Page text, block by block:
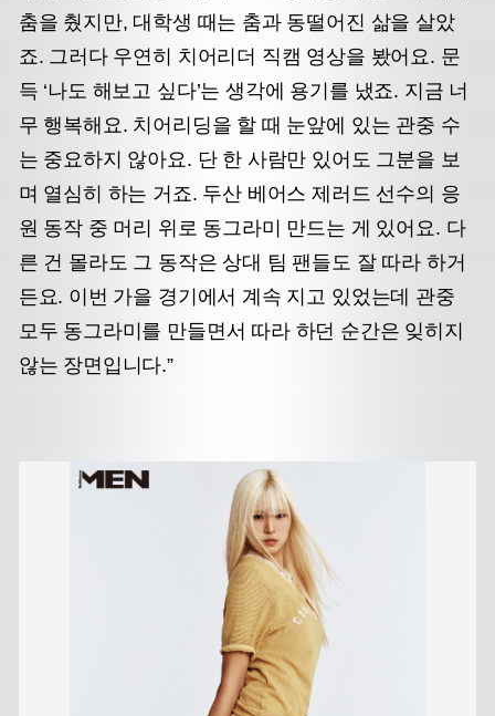
춤을 췄지만, 대학생 때는 춤과 동떨어진 삶을 살았
죠. 그러다 우연히 치어리더 직캠 영상을 봤어요. 문
득 ‘나도 해보고 싶다’는 생각에 용기를 냈죠. 지금 너
무 행복해요. 치어리딩을 할 때 눈앞에 있는 관중 수
는 중요하지 않아요. 단 한 사람만 있어도 그분을 보
며 열심히 하는 거죠. 두산 베어스 제러드 선수의 응
원 동작 중 머리 위로 동그라미 만드는 게 있어요. 다
른 건 몰라도 그 동작은 상대 팀 팬들도 잘 따라 하거
든요. 이번 가을 경기에서 계속 지고 있었는데 관중
모두 동그라미를 만들면서 따라 하던 순간은 잊히지
않는 장면입니다.”